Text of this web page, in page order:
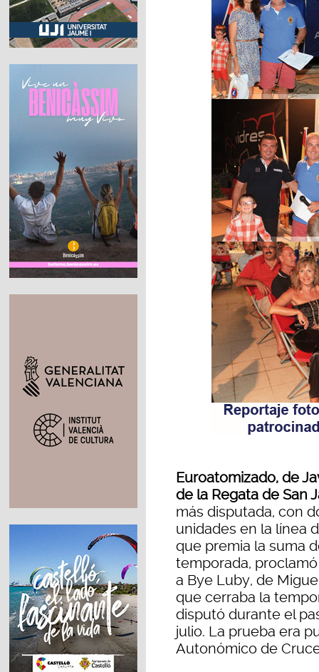
Euroatomizado, de
de la Regata de San
más disputada, con
unidades en la línea
que premia la suma
temporada,
a Bye Luby, de
que cerraba la
disputó durante el
julio. La prueba era
Autonómico de